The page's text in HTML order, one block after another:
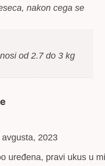
nakon cega se
od 2.7 do 3 kg
avgusta, 2023
uređena, pravi ukus u